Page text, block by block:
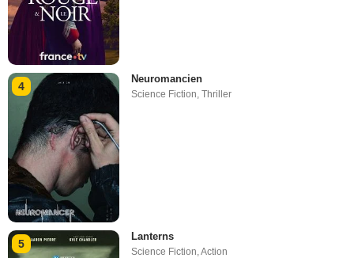
4
Neuromancien
Science Fiction,Thriller
5
Lanterns
Science Fiction ,Action